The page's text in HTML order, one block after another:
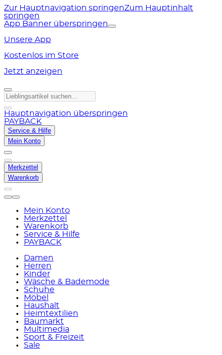
Zur Hauptnavigation springenZum Hauptinhalt
springen
App Banner überspringen
Unsere App
Kostenlos im Store
Jetzt anzeigen
Hauptnavigation überspringen
PAYBACK
Service & Hilfe
Mein Konto
Merkzettel
Warenkorb
Mein Konto
Merkzettel
Warenkorb
Service & Hilfe
PAYBACK
Damen
Herren
Kinder
Wäsche & Bademode
Schuhe
Möbel
Haushalt
Heimtextilien
Baumarkt
Multimedia
Sport & Freizeit
Sale